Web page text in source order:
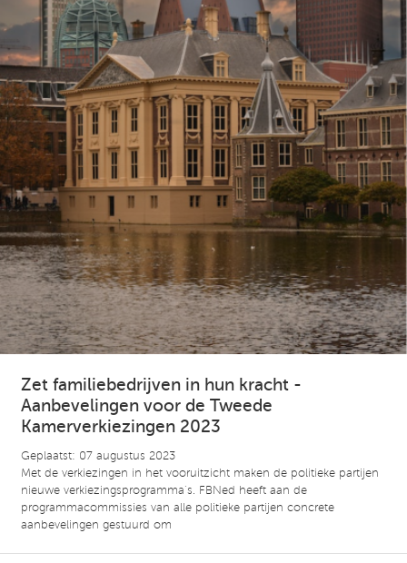
Zet familiebedrijven in hun kracht -
Aanbevelingen voor de Tweede
Kamerverkiezingen 2023
Geplaatst: 07 augustus 2023
Met de verkiezingen in het vooruitzicht maken de politieke partijen
nieuwe verkiezingsprogramma’s. FBNed heeft aan de
programmacommissies van alle politieke partijen concrete
aanbevelingen gestuurd om